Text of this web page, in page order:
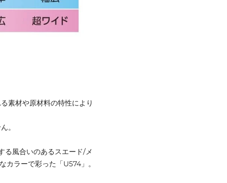
素材や原材料の特性により
。
る風合いのあるスエード/メ
カラーで彩った「U574」。